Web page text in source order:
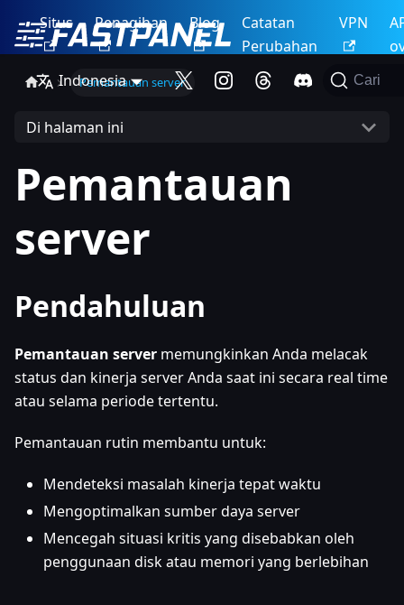
Situs Penagihan Blog
Catatan
Perubahan
VPN
Indonesia
Cari
Pemantauan server
Di halaman ini
Pemantauan
server
Pendahuluan
Pemantauan server memungkinkan Anda melacak
status dan kinerja server Anda saat ini secara real time
atau selama periode tertentu.
Pemantauan rutin membantu untuk:
Mendeteksi masalah kinerja tepat waktu
Mengoptimalkan sumber daya server
Mencegah situasi kritis yang disebabkan oleh
penggunaan disk atau memori yang berlebihan